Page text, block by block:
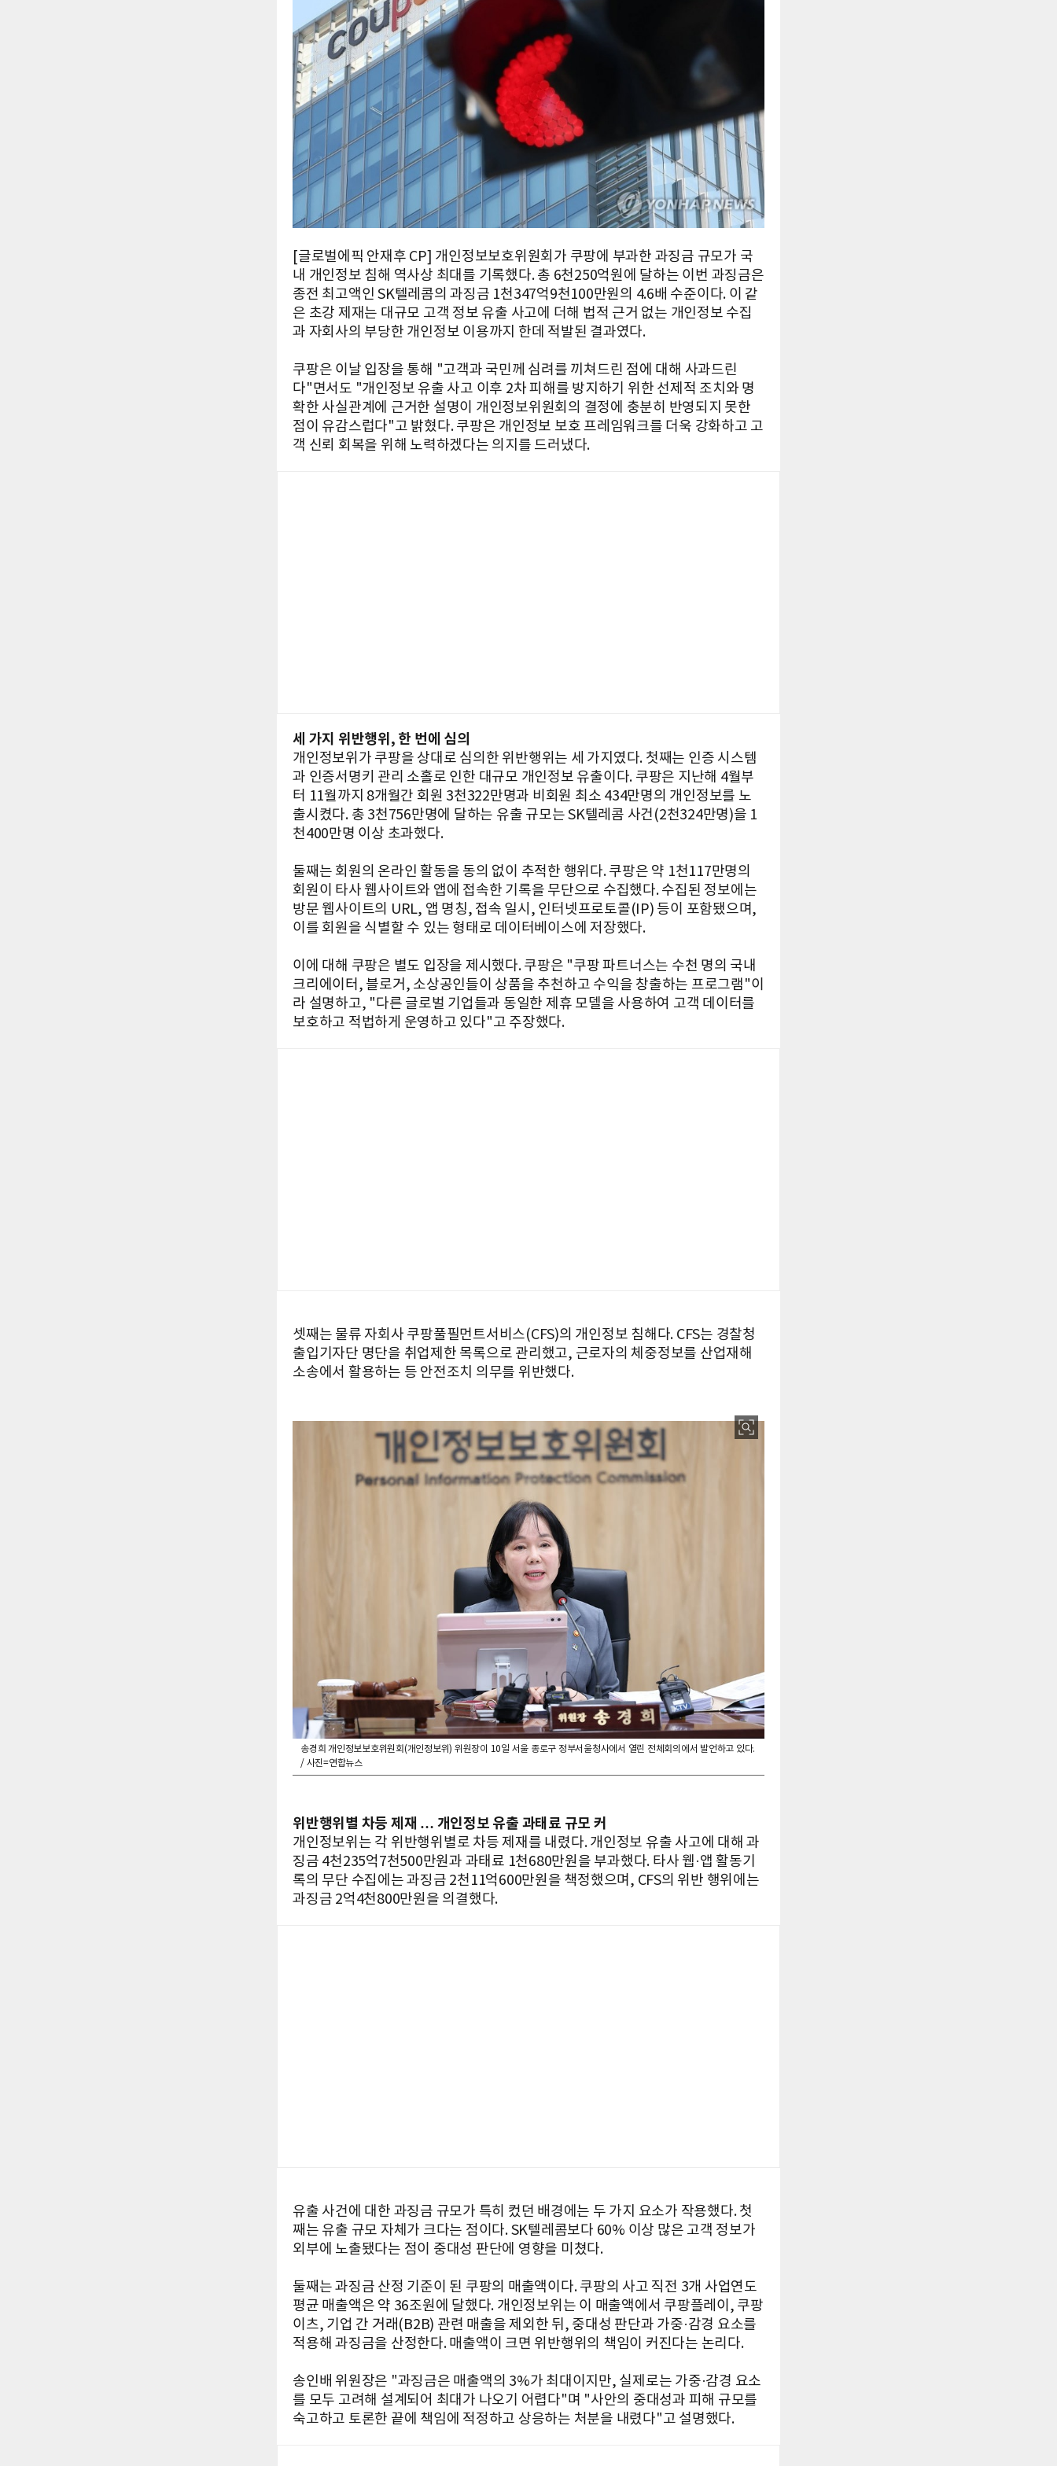
[글로벌에픽 안재후 CP] 개인정보보호위원회가 쿠팡에 부과한 과징금 규모가 국
내 개인정보 침해 역사상 최대를 기록했다. 총 6천250억원에 달하는 이번 과징금은
종전 최고액인 SK텔레콤의 과징금 1천347억9천100만원의 4.6배 수준이다. 이 같
은 초강 제재는 대규모 고객 정보 유출 사고에 더해 법적 근거 없는 개인정보 수집
과 자회사의 부당한 개인정보 이용까지 한데 적발된 결과였다.
쿠팡은 이날 입장을 통해 "고객과 국민께 심려를 끼쳐드린 점에 대해 사과드린
다"면서도 "개인정보 유출 사고 이후 2차 피해를 방지하기 위한 선제적 조치와 명
확한 사실관계에 근거한 설명이 개인정보위원회의 결정에 충분히 반영되지 못한
점이 유감스럽다"고 밝혔다. 쿠팡은 개인정보 보호 프레임워크를 더욱 강화하고 고
객 신뢰 회복을 위해 노력하겠다는 의지를 드러냈다.
세 가지 위반행위, 한 번에 심의
개인정보위가 쿠팡을 상대로 심의한 위반행위는 세 가지였다. 첫째는 인증 시스템
과 인증서명키 관리 소홀로 인한 대규모 개인정보 유출이다. 쿠팡은 지난해 4월부
터 11월까지 8개월간 회원 3천322만명과 비회원 최소 434만명의 개인정보를 노
출시켰다. 총 3천756만명에 달하는 유출 규모는 SK텔레콤 사건(2천324만명)을 1
천400만명 이상 초과했다.
둘째는 회원의 온라인 활동을 동의 없이 추적한 행위다. 쿠팡은 약 1천117만명의
회원이 타사 웹사이트와 앱에 접속한 기록을 무단으로 수집했다. 수집된 정보에는
방문 웹사이트의 URL, 앱 명칭, 접속 일시, 인터넷프로토콜(IP) 등이 포함됐으며,
이를 회원을 식별할 수 있는 형태로 데이터베이스에 저장했다.
이에 대해 쿠팡은 별도 입장을 제시했다. 쿠팡은 "쿠팡 파트너스는 수천 명의 국내
크리에이터, 블로거, 소상공인들이 상품을 추천하고 수익을 창출하는 프로그램"이
라 설명하고, "다른 글로벌 기업들과 동일한 제휴 모델을 사용하여 고객 데이터를
보호하고 적법하게 운영하고 있다"고 주장했다.
셋째는 물류 자회사 쿠팡풀필먼트서비스(CFS)의 개인정보 침해다. CFS는 경찰청
출입기자단 명단을 취업제한 목록으로 관리했고, 근로자의 체중정보를 산업재해
소송에서 활용하는 등 안전조치 의무를 위반했다.
송경희 개인정보보호위원회(개인정보위) 위원장이 10일 서울 종로구 정부서울청사에서 열린 전체회의에서 발언하고 있다.
/ 사진=연합뉴스
위반행위별 차등 제재 … 개인정보 유출 과태료 규모 커
개인정보위는 각 위반행위별로 차등 제재를 내렸다. 개인정보 유출 사고에 대해 과
징금 4천235억7천500만원과 과태료 1천680만원을 부과했다. 타사 웹·앱 활동기
록의 무단 수집에는 과징금 2천11억600만원을 책정했으며, CFS의 위반 행위에는
과징금 2억4천800만원을 의결했다.
유출 사건에 대한 과징금 규모가 특히 컸던 배경에는 두 가지 요소가 작용했다. 첫
째는 유출 규모 자체가 크다는 점이다. SK텔레콤보다 60% 이상 많은 고객 정보가
외부에 노출됐다는 점이 중대성 판단에 영향을 미쳤다.
둘째는 과징금 산정 기준이 된 쿠팡의 매출액이다. 쿠팡의 사고 직전 3개 사업연도
평균 매출액은 약 36조원에 달했다. 개인정보위는 이 매출액에서 쿠팡플레이, 쿠팡
이츠, 기업 간 거래(B2B) 관련 매출을 제외한 뒤, 중대성 판단과 가중·감경 요소를
적용해 과징금을 산정한다. 매출액이 크면 위반행위의 책임이 커진다는 논리다.
송인배 위원장은 "과징금은 매출액의 3%가 최대이지만, 실제로는 가중·감경 요소
를 모두 고려해 설계되어 최대가 나오기 어렵다"며 "사안의 중대성과 피해 규모를
숙고하고 토론한 끝에 책임에 적정하고 상응하는 처분을 내렸다"고 설명했다.